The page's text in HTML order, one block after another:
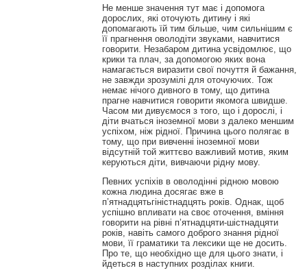
Не менше значення тут має і допомога
дорослих, які оточують дитину і які
допомагають їй тим більше, чим сильнішим є
її прагнення оволодіти звуками, навчитися
говорити. Незабаром дитина усвідомлює, що
крики та плач, за допомогою яких вона
намагається виразити свої почуття й бажання,
не завжди зрозумілі для оточуючих. Тож
немає нічого дивного в тому, що дитина
прагне навчитися говорити якомога швидше.
Часом ми дивуємося з того, що і дорослі, і
діти вчаться іноземної мови з далеко меншим
успіхом, ніж рідної. Причина цього полягає в
тому, що при вивченні іноземної мови
відсутній той життєво важливий мотив, яким
керуються діти, вивчаючи рідну мову.
Певних успіхів в оволодінні рідною мовою
кожна людина досягає вже в
п’ятнадцятьгіністнадцять років. Однак, щоб
успішно впливати на своє оточення, вміння
говорити на рівні п’ятнадцяти-шістнадцяти
років, навіть самого доброго знання рідної
мови, її граматики та лексики ще не досить.
Про те, що необхідно ще для цього знати, і
йдеться в наступних розділах книги.